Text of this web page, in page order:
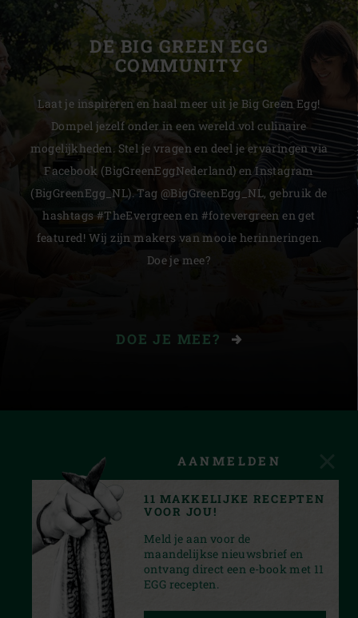
DE BIG GREEN EGG
COMMUNITY
Laat je inspireren en haal meer uit je Big Green Egg!
Dompel jezelf onder in een wereld vol culinaire
mogelijkheden. Stel je vragen en deel je ervaringen via
Facebook (BigGreenEggNederland) en Instagram
(BigGreenEgg_NL). Tag @BigGreenEgg_NL, gebruik de
hashtags #TheEvergreen en #forevergreen en get
featured! Wij zijn makers van mooie herinneringen.
Doe je mee?
DOE JE MEE?
INSTAGRAMYOUTUBETIKTOKFACEBOOKPINTEREST
AANMELDEN
11 MAKKELIJKE RECEPTEN
VOOR JOU!
Meld je aan voor de
maandelijkse nieuwsbrief en
ontvang direct een e-book met 11
EGG recepten.